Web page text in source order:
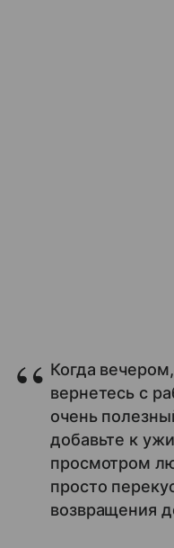
Когда
вернетесь с
очень
добавьте к
просмотром
просто
возвращения